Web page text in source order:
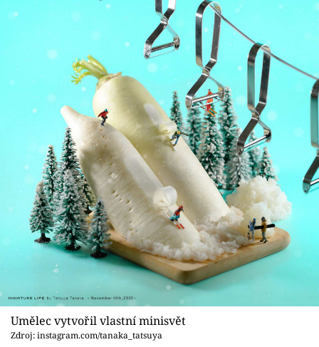
Umělec vytvořil vlastní minisvět
Zdroj: instagram.com/tanaka_tatsuya